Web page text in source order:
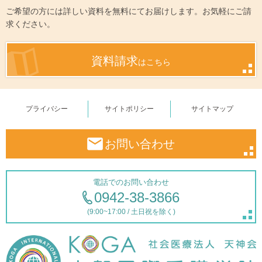
ご希望の方には詳しい資料を無料にてお届けします。お気軽にご請
求ください。
資料請求はこちら
プライバシー サイトポリシー サイトマップ
お問い合わせ
電話でのお問い合わせ
0942-38-3866
(9:00~17:00 / 土日祝を除く)